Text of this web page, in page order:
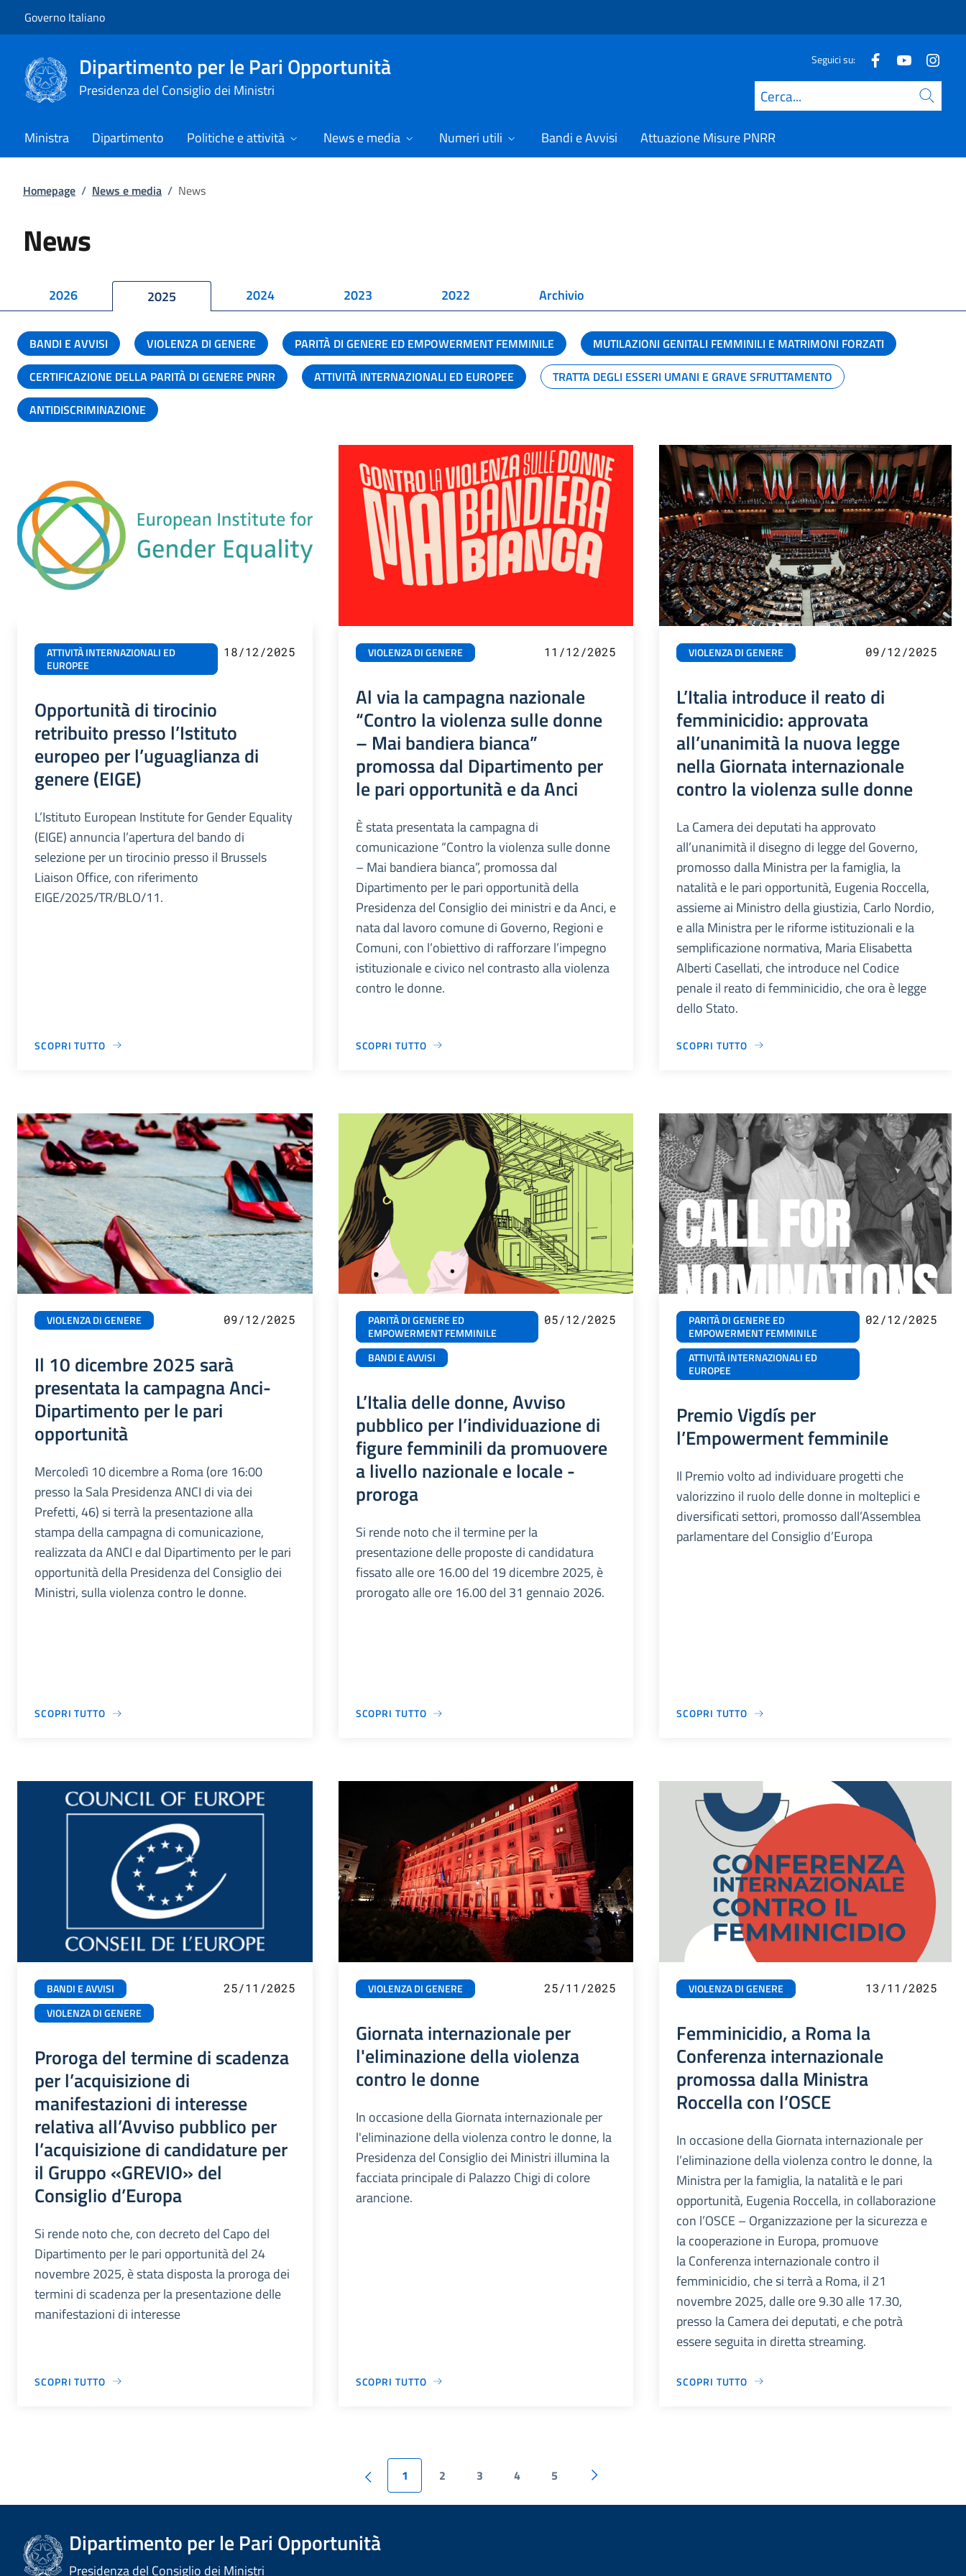
Governo Italiano
Dipartimento per le Pari Opportunità
Presidenza del Consiglio dei Ministri
Seguici su:
Cerca
Ministra Dipartimento Politiche e attività News e media Numeri utili Bandi e Avvisi Attuazione Misure PNRR
Homepage / News e media / News
News
2026 2025 2024 2023 2022 Archivio
BANDI E AVVISI VIOLENZA DI GENERE PARITÀ DI GENERE ED EMPOWERMENT FEMMINILE
MUTILAZIONI GENITALI FEMMINILI E MATRIMONI FORZATI
CERTIFICAZIONE DELLA PARITÀ DI GENERE PNRR
ATTIVITÀ INTERNAZIONALI ED EUROPEE
TRATTA DEGLI ESSERI UMANI E GRAVE SFRUTTAMENTO
ANTIDISCRIMINAZIONE
ATTIVITÀ INTERNAZIONALI ED
EUROPEE
18/12/2025
Opportunità di tirocinio
retribuito presso l’Istituto
europeo per l’uguaglianza di
genere (EIGE)
L’Istituto European Institute for Gender Equality
(EIGE) annuncia l’apertura del bando di
selezione per un tirocinio presso il Brussels
Liaison Office, con riferimento
EIGE/2025/TR/BLO/11.
SCOPRI TUTTO
VIOLENZA DI GENERE 11/12/2025
Al via la campagna nazionale
“Contro la violenza sulle donne
– Mai bandiera bianca”
promossa dal Dipartimento per
le pari opportunità e da Anci
È stata presentata la campagna di
comunicazione “Contro la violenza sulle donne
– Mai bandiera bianca”, promossa dal
Dipartimento per le pari opportunità della
Presidenza del Consiglio dei ministri e da Anci, e
nata dal lavoro comune di Governo, Regioni e
Comuni, con l’obiettivo di rafforzare l’impegno
istituzionale e civico nel contrasto alla violenza
contro le donne.
SCOPRI TUTTO
VIOLENZA DI GENERE 09/12/2025
L’Italia introduce il reato di
femminicidio: approvata
all’unanimità la nuova legge
nella Giornata internazionale
contro la violenza sulle donne
La Camera dei deputati ha approvato
all’unanimità il disegno di legge del Governo,
promosso dalla Ministra per la famiglia, la
natalità e le pari opportunità, Eugenia Roccella,
assieme ai Ministro della giustizia, Carlo Nordio,
e alla Ministra per le riforme istituzionali e la
semplificazione normativa, Maria Elisabetta
Alberti Casellati, che introduce nel Codice
penale il reato di femminicidio, che ora è legge
dello Stato.
SCOPRI TUTTO
VIOLENZA DI GENERE 09/12/2025
Il 10 dicembre 2025 sarà
presentata la campagna Anci-
Dipartimento per le pari
opportunità
Mercoledì 10 dicembre a Roma (ore 16:00
presso la Sala Presidenza ANCI di via dei
Prefetti, 46) si terrà la presentazione alla
stampa della campagna di comunicazione,
realizzata da ANCI e dal Dipartimento per le pari
opportunità della Presidenza del Consiglio dei
Ministri, sulla violenza contro le donne.
SCOPRI TUTTO
PARITÀ DI GENERE ED
EMPOWERMENT FEMMINILE
BANDI E AVVISI
05/12/2025
L’Italia delle donne, Avviso
pubblico per l’individuazione di
figure femminili da promuovere
a livello nazionale e locale -
proroga
Si rende noto che il termine per la
presentazione delle proposte di candidatura
fissato alle ore 16.00 del 19 dicembre 2025, è
prorogato alle ore 16.00 del 31 gennaio 2026.
SCOPRI TUTTO
PARITÀ DI GENERE ED
EMPOWERMENT FEMMINILE
ATTIVITÀ INTERNAZIONALI ED
EUROPEE
02/12/2025
Premio Vigdís per
l’Empowerment femminile
Il Premio volto ad individuare progetti che
valorizzino il ruolo delle donne in molteplici e
diversificati settori, promosso dall’Assemblea
parlamentare del Consiglio d’Europa
SCOPRI TUTTO
BANDI E AVVISI
VIOLENZA DI GENERE
25/11/2025
Proroga del termine di scadenza
per l’acquisizione di
manifestazioni di interesse
relativa all’Avviso pubblico per
l’acquisizione di candidature per
il Gruppo «GREVIO» del
Consiglio d’Europa
Si rende noto che, con decreto del Capo del
Dipartimento per le pari opportunità del 24
novembre 2025, è stata disposta la proroga dei
termini di scadenza per la presentazione delle
manifestazioni di interesse
SCOPRI TUTTO
VIOLENZA DI GENERE 25/11/2025
Giornata internazionale per
l'eliminazione della violenza
contro le donne
In occasione della Giornata internazionale per
l'eliminazione della violenza contro le donne, la
Presidenza del Consiglio dei Ministri illumina la
facciata principale di Palazzo Chigi di colore
arancione.
SCOPRI TUTTO
VIOLENZA DI GENERE 13/11/2025
Femminicidio, a Roma la
Conferenza internazionale
promossa dalla Ministra
Roccella con l’OSCE
In occasione della Giornata internazionale per
l’eliminazione della violenza contro le donne, la
Ministra per la famiglia, la natalità e le pari
opportunità, Eugenia Roccella, in collaborazione
con l’OSCE – Organizzazione per la sicurezza e
la cooperazione in Europa, promuove
la Conferenza internazionale contro il
femminicidio, che si terrà a Roma, il 21
novembre 2025, dalle ore 9.30 alle 17.30,
presso la Camera dei deputati, e che potrà
essere seguita in diretta streaming.
SCOPRI TUTTO
1 2 3 4 5
Dipartimento per le Pari Opportunità
Presidenza del Consiglio dei Ministri